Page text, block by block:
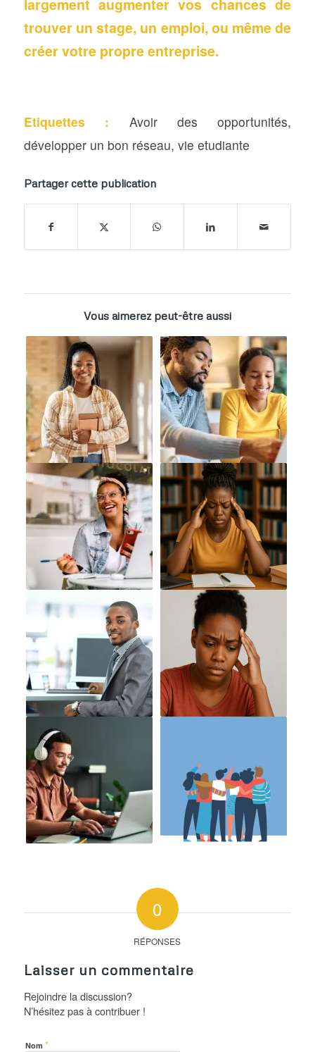
largement augmenter vos chances de
trouver un stage, un emploi, ou même de
créer votre propre entreprise.
Etiquettes : Avoir des opportunités,
développer un bon réseau, vie etudiante
Partager cette publication
Vous aimerez peut-être aussi
0
RÉPONSES
Laisser un commentaire
Rejoindre la discussion?
N’hésitez pas à contribuer !
Nom *